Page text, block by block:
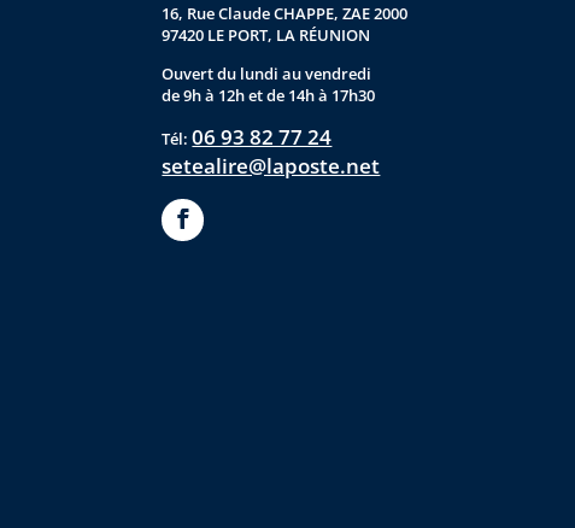
16, Rue Claude CHAPPE, ZAE 2000
97420 LE PORT, LA RÉUNION
Ouvert du lundi au vendredi
de 9h à 12h et de 14h à 17h30
Tél:06 93 82 77 24
setealire@laposte.net